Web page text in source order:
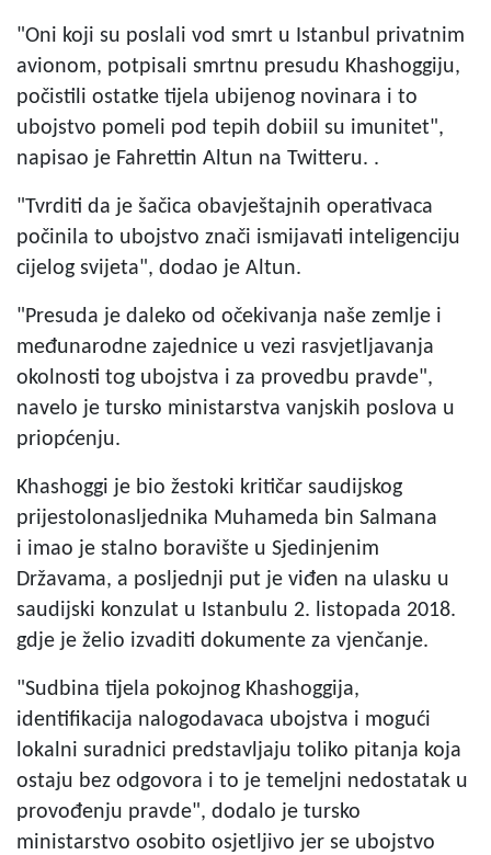
"Oni koji su poslali vod smrt u Istanbul privatnim
avionom, potpisali smrtnu presudu Khashoggiju,
počistili ostatke tijela ubijenog novinara i to
ubojstvo pomeli pod tepih dobiil su imunitet",
napisao je Fahrettin Altun na Twitteru. .
"Tvrditi da je šačica obavještajnih operativaca
počinila to ubojstvo znači ismijavati inteligenciju
cijelog svijeta", dodao je Altun.
"Presuda je daleko od očekivanja naše zemlje i
međunarodne zajednice u vezi rasvjetljavanja
okolnosti tog ubojstva i za provedbu pravde",
navelo je tursko ministarstva vanjskih poslova u
priopćenju.
Khashoggi je bio žestoki kritičar saudijskog
prijestolonasljednika Muhameda bin Salmana
i imao je stalno boravište u Sjedinjenim
Državama, a posljednji put je viđen na ulasku u
saudijski konzulat u Istanbulu 2. listopada 2018.
gdje je želio izvaditi dokumente za vjenčanje.
"Sudbina tijela pokojnog Khashoggija,
identifikacija nalogodavaca ubojstva i mogući
lokalni suradnici predstavljaju toliko pitanja koja
ostaju bez odgovora i to je temeljni nedostatak u
provođenju pravde", dodalo je tursko
ministarstvo osobito osjetljivo jer se ubojstvo